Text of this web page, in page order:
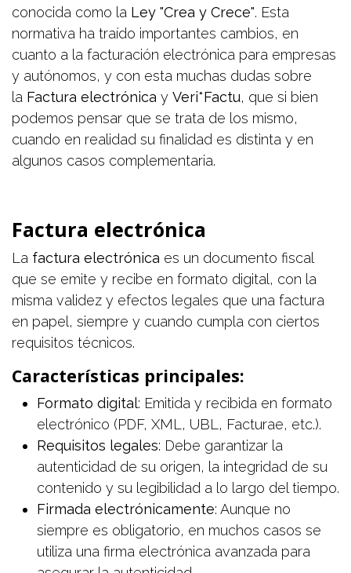
conocida como la Ley "Crea y Crece". Esta
normativa ha traído importantes cambios, en
cuanto a la facturación electrónica para empresas
y autónomos, y con esta muchas dudas sobre
la Factura electrónica y Veri*Factu, que si bien
podemos pensar que se trata de los mismo,
cuando en realidad su finalidad es distinta y en
algunos casos complementaria.
Factura electrónica
La factura electrónica es un documento fiscal
que se emite y recibe en formato digital, con la
misma validez y efectos legales que una factura
en papel, siempre y cuando cumpla con ciertos
requisitos técnicos.
Características principales:
Formato digital: Emitida y recibida en formato
electrónico (PDF, XML, UBL, Facturae, etc.).
Requisitos legales: Debe garantizar la
autenticidad de su origen, la integridad de su
contenido y su legibilidad a lo largo del tiempo.
Firmada electrónicamente: Aunque no
siempre es obligatorio, en muchos casos se
utiliza una firma electrónica avanzada para